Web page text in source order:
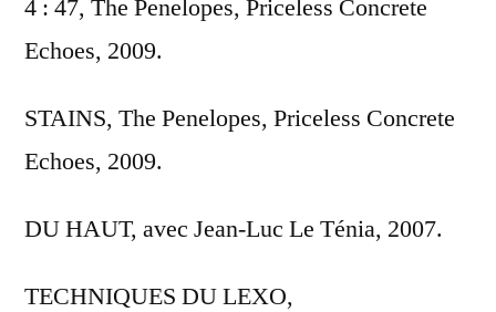
4 : 47, The Penelopes, Priceless Concrete
Echoes, 2009.
STAINS, The Penelopes, Priceless Concrete
Echoes, 2009.
DU HAUT, avec Jean-Luc Le Ténia, 2007.
TECHNIQUES DU LEXO,